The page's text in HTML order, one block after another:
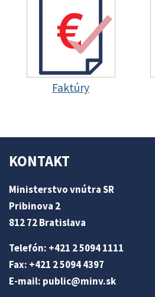
Faktúry
KONTAKT
Ministerstvo vnútra SR
Pribinova 2
812 72 Bratislava
Telefón: +421 2 5094 1111
Fax: +421 2 5094 4397
E-mail: public@minv.sk